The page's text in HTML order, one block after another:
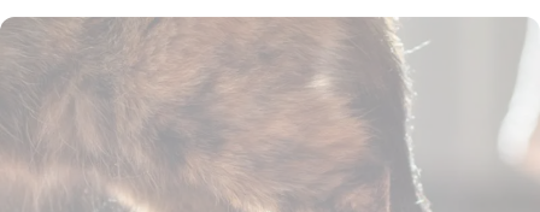
suivi post-opératoire. Les abcès sont fréquents chez les chats, surtout
chez ceux qui sortent ou se battent avec d'autres félins. Ils se forment
généralement à la suite d'une morsure, d'une griffure ou d'une infection
dentaire. Sous la peau, du pus s'accumule et provoque une
inflammation douloureuse, parfois accompagnée de fièvre, de fatigue
ou d'une perte d'appétit. Dans certains cas, l'abcès se perce
naturellement, mais une intervention vétérinaire reste indispensable
pour nettoyer la plaie, éviter la récidive et soulager la douleur.,